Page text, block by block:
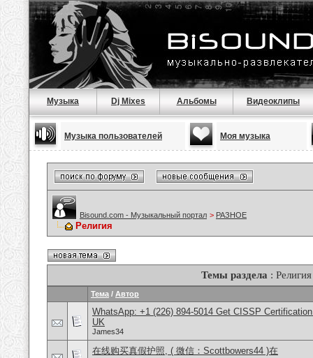
Музыка Dj Mixes Альбомы Видеоклипы
Музыка пользователей Моя музыка
Bisound.com - Музыкальный портал > РАЗНОЕ
Религия
Темы раздела : Религия
Тема / Автор
WhatsApp: +1 (226) 894-5014​ Get CISSP
UK
James34
在线购买真假护照, ( 微信：Scottbowers44 )在